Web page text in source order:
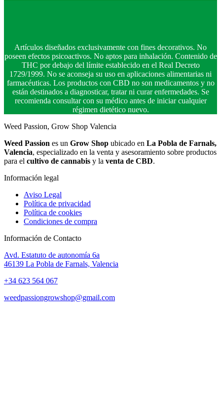
Artículos diseñados exclusivamente con fines decorativos. No
poseen efectos psicoactivos. No aptos para inhalación. Contenido de
THC por debajo del límite establecido en el Real Decreto
1729/1999. No se aconseja su uso en aplicaciones alimentarias ni
farmacéuticas. Los productos con CBD no son medicamentos y no
están destinados a diagnosticar, tratar ni curar enfermedades. Se
recomienda consultar con su médico antes de iniciar cualquier
régimen dietético nuevo.
Weed Passion, Grow Shop Valencia
Weed Passion es un Grow Shop ubicado en La Pobla de Farnals,
Valencia, especializado en la venta y asesoramiento sobre productos
para el cultivo de cannabis y la venta de CBD.
Información legal
Aviso Legal
Política de privacidad
Política de cookies
Condiciones de compra
Información de Contacto
Avd. Estatuto de autonomía 6a
46139 La Pobla de Farnals, Valencia
+34 623 564 067
weedpassiongrowshop@gmail.com